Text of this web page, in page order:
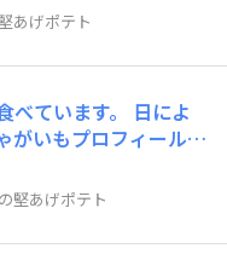
あげポテト
べています。 日によ
がいもプロフィールを
ようにしています
は北海道産のオホー
がとても美味しく感じ
堅あげポテト